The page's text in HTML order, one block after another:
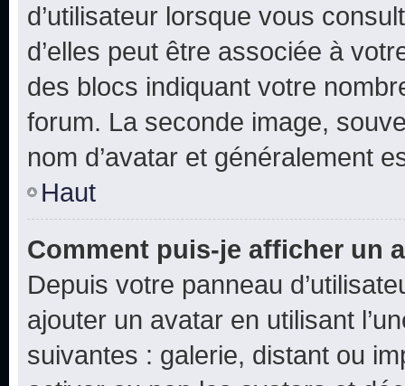
d’utilisateur lorsque vous
d’elles peut être associée à
des blocs indiquant votre
forum. La seconde image,
nom d’avatar et généralement
Haut
Comment puis-je afficher un
Depuis votre panneau
ajouter un avatar en utilisant
suivantes : galerie, distant ou